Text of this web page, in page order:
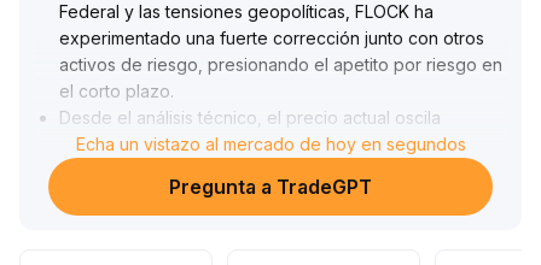
Federal y las tensiones geopolíticas, FLOCK ha
experimentado una fuerte corrección junto con otros
activos de riesgo, presionando el apetito por riesgo en
el corto plazo.
Desde el análisis técnico, el precio actual oscila
repetidamente en el rango de $0 .
0273–$0
0294, con un volumen de negociación bajo y falta de
Echa un vistazo al mercado de hoy en segundos
Pregunta a TradeGPT